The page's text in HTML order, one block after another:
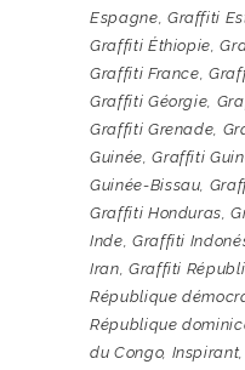
Espagne, Graffiti
Graffiti Éthiopie,
Graffiti France,
Graffiti Géorgie,
Graffiti Grenade,
Guinée,Graffiti
Guinée-Bissau,
Graffiti Honduras,
Inde, Graffiti
Iran, Graffiti
République
République
du Congo, Inspirant,